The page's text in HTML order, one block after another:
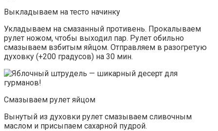
Выкладываем на тесто начинку
Укладываем на смазанный противень. Прокалываем
рулет ножом, чтобы выходил пар. Рулет обильно
смазываем взбитым яйцом. Отправляем в разогретую
духовку (+200 градусов) на 30 мин.
Смазываем рулет яйцом
Вынутый из духовки рулет смазываем сливочным
маслом и присыпаем сахарной пудрой.